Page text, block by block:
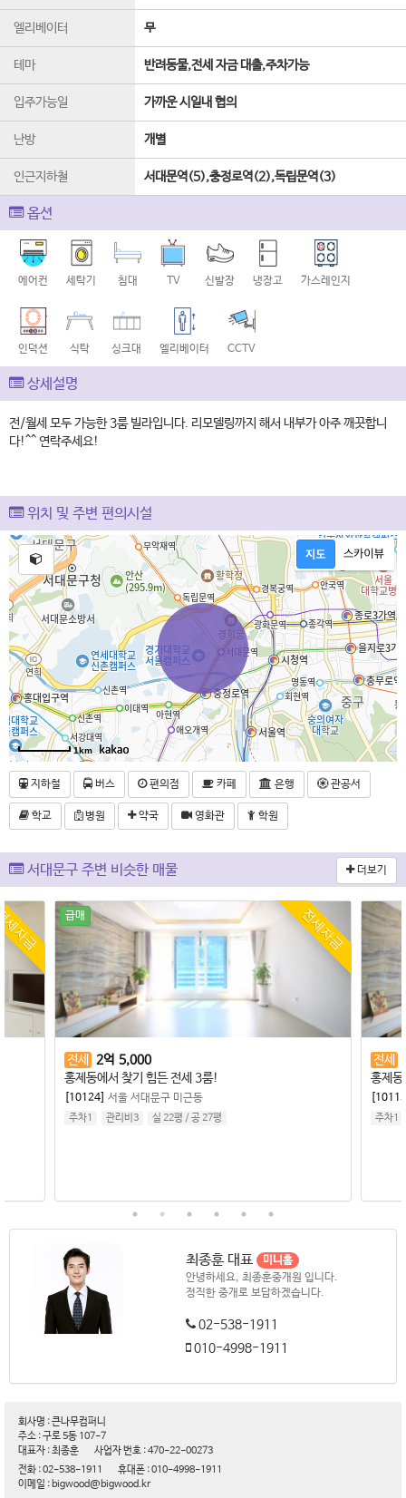
엘리베이터 무
테마 반려동물,전세 자금 대출,주차가능
입주가능일 가까운 시일내 협의
난방 개별
인근지하철 서대문역(5),충정로역(2),독립문역(3)
옵션
에어컨 세탁기 침대 TV 신발장 냉장고 가스레인지
인덕션 식탁 싱크대 엘리베이터 CCTV
상세설명
전/월세 모두 가능한 3룸 빌라입니다. 리모델링까지 해서 내부가 아주 깨끗합니
다!^^ 연락주세요!
위치 및 주변 편의시설
1km
지하철 버스 편의점 카페 은행 관공서
학교 병원 약국 영화관 학원
더보기
서대문구 주변 비슷한 매물
전세자금
찾기 힘든 전세 3룸!
울 서대문구 미근동
실 22평/공 27평
홍제동에서 찾기 힘든 전세 3
서울 서대문구 봉원동
실 22평/공
최종훈 대표 미니홈
안녕하세요, 최종훈중개원 입니다.
정직한 중개로 보답하겠습니다.
02-538-1911
010-4998-1911
회사명 : 큰나무컴퍼니
주소 : 구로 5동 107-7
대표자 : 최종훈
사업자 번호 : 470-22-00273
전화 : 02-538-1911
휴대폰 : 010-4998-1911
이메일 : bigwood@bigwood.kr